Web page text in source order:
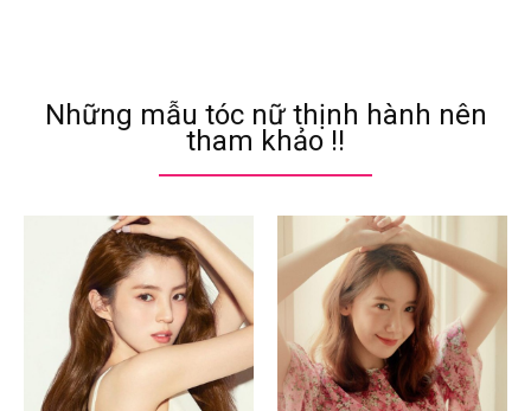
Những mẫu tóc nữ thịnh hành nên
tham khảo !!